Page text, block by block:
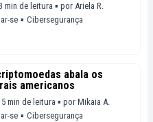
min de leitura ▪ por Ariela R.
se ▪ Cibersegurança
abala os
americanos
min de leitura ▪ por Mikaia A.
se ▪ Cibersegurança